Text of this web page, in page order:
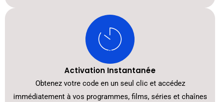
Activation Instantanée
Obtenez votre code en un seul clic et accédez
immédiatement à vos programmes, films, séries et chaînes